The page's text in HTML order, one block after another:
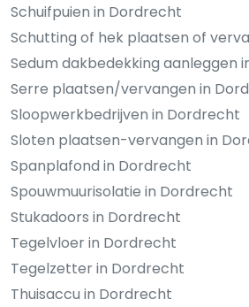
Schuifpuien in Dordrecht
Schutting of hek plaatsen of
Sedum dakbedekking aanleggen
Serre plaatsen/vervangen in
Sloopwerkbedrijven in Dordrecht
Sloten plaatsen-vervangen in
Spanplafond in Dordrecht
Spouwmuurisolatie in Dordrecht
Stukadoors in Dordrecht
Tegelvloer in Dordrecht
Tegelzetter in Dordrecht
Thuisaccu in Dordrecht